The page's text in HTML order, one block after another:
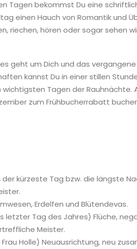
Tagen bekommst Du eine
einen Hauch von Romantik und
riechen, hören oder sogar sehen
geht um Dich und das vergangene
kannst Du in einer stillen
Tagen der Rauhnächte.
zum Frühbucherrabatt
kürzeste Tag bzw. die längste
Erdelfen und Blütendevas.
letzter Tag des Jahres) Flüche,
Meister.
Holle) Neuausrichtung, neu